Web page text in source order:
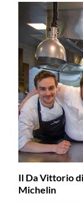
Ingrandisci
immagine
Il Da Vittorio
Michelin